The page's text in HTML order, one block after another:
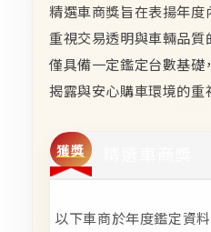
精選車商獎旨在表揚年度
重視交易透明與車輛品質
僅具備一定鑑定台數基礎
揭露與安心購車環境的重
獲獎
以下車商於年度鑑定資